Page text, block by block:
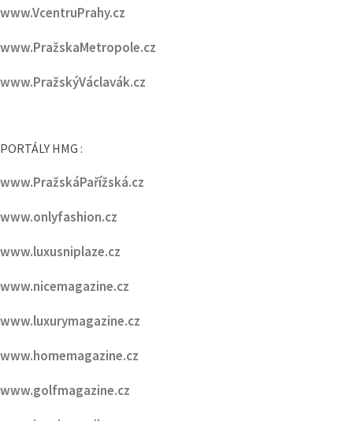
www.PražskýVáclavák.cz
PORTÁLY HMG :
www.onlyfashion.cz
www.luxusniplaze.cz
www.nicemagazine.cz
www.luxurymagazine.cz
www.homemagazine.cz
www.golfmagazine.cz
www.inspirovanikrasou.cz
www.sefredaktorzavolantem.cz